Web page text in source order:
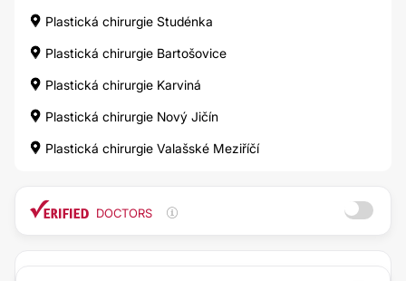
Plastická chirurgie Studénka
Plastická chirurgie Bartošovice
Plastická chirurgie Karviná
Plastická chirurgie Nový Jičín
Plastická chirurgie Valašské Meziříčí
DOCTORS